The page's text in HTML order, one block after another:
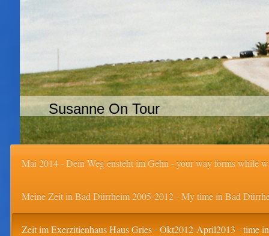
Susanne On Tour
Mai 2014 - Dein Weg ensteht im Gehn - your way forms while
Meine Zeit in Bad Dürrheim 2005-2012 - My time in Bad
Zeit im Exerzitienhaus Haus Gries - Okt2012-April2013 - time